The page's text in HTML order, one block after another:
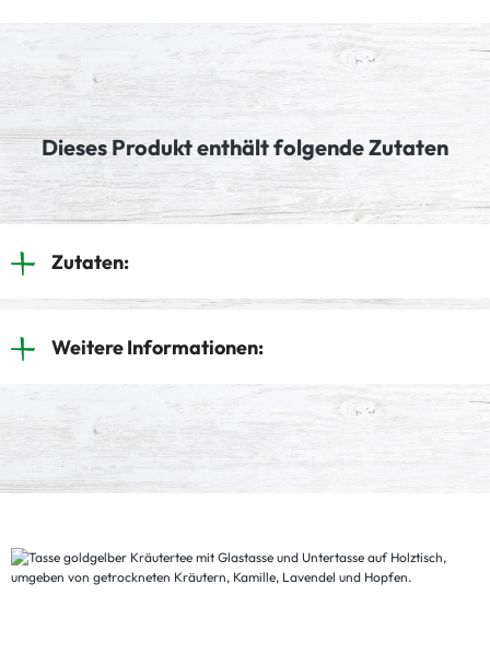
Dieses Produkt enthält folgende Zutaten
Zutaten:
Weitere Informationen: